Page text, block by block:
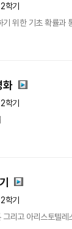
학기
위한 기초 확률
화
학기
학기
리고 아리스토텔